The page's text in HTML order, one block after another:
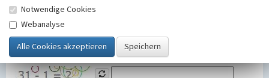
SicherheitsabfrageTragen Sie unten das Rechenergebnis aus der
Grafik ein
Notwendige Cookies
Webanalyse